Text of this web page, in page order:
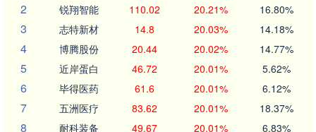
2 锐翔智能 110.02 20.21% 16.80%
3 志特新材 14.8 20.03% 14.18%
4 博腾股份 20.44 20.02% 14.77%
5 近岸蛋白 46.72 20.01% 5.62%
6 毕得医药 61.6 20.01% 6.12%
7 五洲医疗 83.62 20.01% 18.37%
8 耐科装备 49.67 20.01% 6.83%